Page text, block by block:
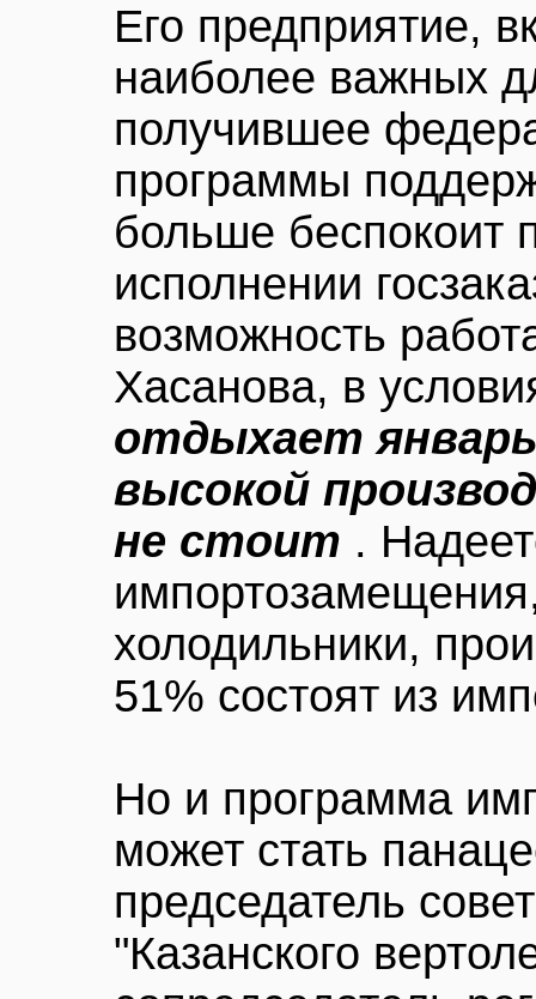
Его предприятие,
наиболее важных
получившее
программы
больше беспокоит
исполнении
возможность
Хасанова, в
отдыхает
высокой
не стоит .
холодильники,
51% состоят из
Но и программа
может стать
председатель
"Казанского